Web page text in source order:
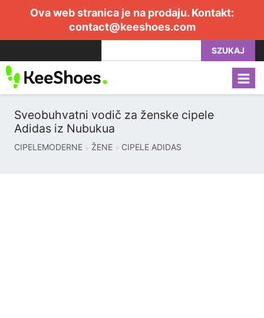
Ova web stranica je na prodaju. Kontakt:
contact@keeshoes.com
SZUKAJ
Sveobuhvatni vodič za ženske cipele
Adidas iz Nubukua
CIPELEMODERNE ŽENE CIPELE ADIDAS